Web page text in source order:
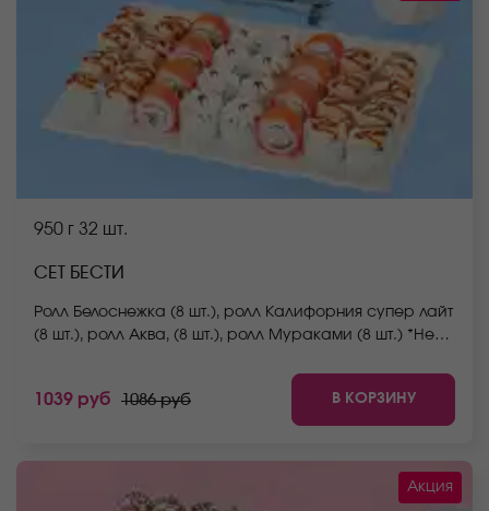
950 г 32 шт.
СЕТ БЕСТИ
Ролл Белоснежка (8 шт.), ролл Калифорния супер лайт
(8 шт.), ролл Аква, (8 шт.), ролл Мураками (8 шт.) *Не
Они не входят в стоимость заказа. *Внешний вид
блюда может отличаться от фото на сайте.
1039 руб 1086 руб В КОРЗИНУ
Акция